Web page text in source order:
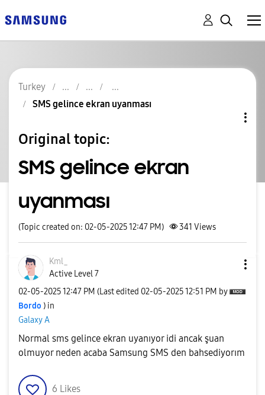
Turkey
SMS gelince ekran uyanması
Original topic:
SMS gelince ekran
uyanması
(Topic created on: 02-05-2025 12:47 PM) 341 Views
Kml_
Active Level 7
‎02-05-202512:47 PM (Last edited ‎02-05-202512:51 PM by
Bordo ) in
Galaxy A
Normal sms gelince ekran uyanıyor idi ancak şuan
olmuyor neden acaba Samsung SMS den bahsediyorım
6 Likes